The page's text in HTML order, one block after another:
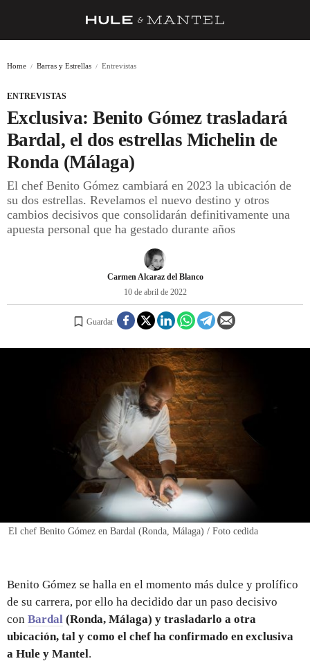
BARRAS Y ESTRELLAS
DÓNDE COMER
ÍDOLOS DE MESAS
CUADERNO DE VIAJE
REGISTRO
INICIAR SESIÓN
Home Barras y Estrellas Entrevistas
ENTREVISTAS
Exclusiva: Benito Gómez trasladará
Bardal, el dos estrellas Michelin de
Ronda (Málaga)
El chef Benito Gómez cambiará en 2023 la ubicación de
su dos estrellas. Revelamos el nuevo destino y otros
cambios decisivos que consolidarán definitivamente una
apuesta personal que ha gestado durante años
Carmen Alcaraz del Blanco
10 de abril de 2022
Guardar
El chef Benito Gómez en Bardal (Ronda, Málaga) / Foto cedida
Benito Gómez se halla en el momento más dulce y prolífico
de su carrera, por ello ha decidido dar un paso decisivo
con Bardal (Ronda, Málaga) y trasladarlo a otra
ubicación, tal y como el chef ha confirmado en exclusiva
a Hule y Mantel.